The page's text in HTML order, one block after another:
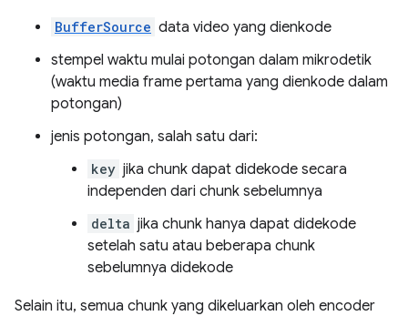
BufferSource data video yang dienkode
stempel waktu mulai potongan dalam mikrodetik
(waktu media frame pertama yang dienkode dalam
potongan)
jenis potongan, salah satu dari:
key jika chunk dapat didekode secara
independen dari chunk sebelumnya
delta jika chunk hanya dapat didekode
setelah satu atau beberapa chunk
sebelumnya didekode
Selain itu, semua chunk yang dikeluarkan oleh encoder